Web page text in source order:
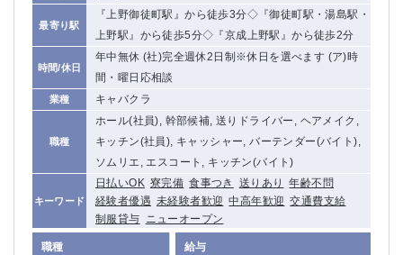
最寄り駅
『上野御徒町駅』から徒歩3分◇『御徒町駅・湯島駅・
上野駅』から徒歩5分◇『京成上野駅』から徒歩2分
時間/休日
年中無休 (社)完全週休2日制※休日を選べます (ア)時
間・曜日応相談
業種 キャバクラ
職種
ホール(社員), 幹部候補, 送りドライバー, ヘアメイク,
キッチン(社員), キャッシャー, バーテンダー(バイト),
ソムリエ, エスコート, キッチン(バイト)
キーワード
日払いOK 寮完備 食事つき 送りあり
年齢不問
経験者優遇 未経験者歓迎 中高年歓迎 交通費支給
制服貸与 ニューオープン
職種 給与